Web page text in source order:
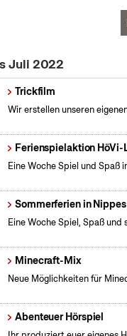
Juli 2022
Trickfilm
Wir erstellen unseren
Ferienspielaktion HöVi-
Eine Woche Spiel und Spaß
Sommerferien in Nippes
Eine Woche Spiel, Spaß und
Minecraft-Mix
Neue Möglichkeiten für
Abenteuer Hörspiel